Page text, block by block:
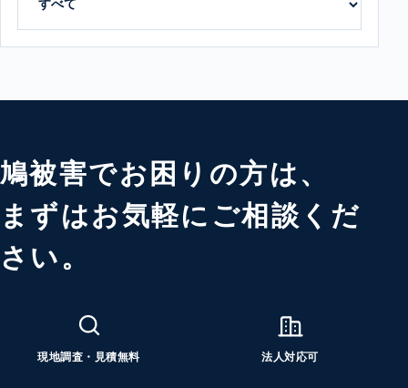
鳩被害でお困りの方は、
まずはお気軽にご相談くだ
さい。
現地調査・見積無料 法人対応可